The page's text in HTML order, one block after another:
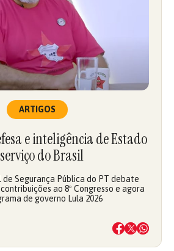
ARTIGOS
e inteligência de Estado
do Brasil
Segurança Pública do PT debate
ao 8º Congresso e agora
de governo Lula 2026